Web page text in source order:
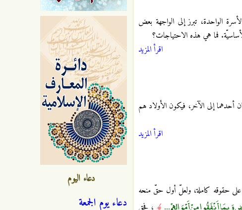
الواحدة، تبرز إلى الواجهة بعض
فما هي هذه الاحتياجات؟
اقرأ المزيد
أحدهما إلى الآخر، فيكون الأولاد هم
اقرأ المزيد
على حقوقه كاملة، ولعلّ أول حقّ منحه
وَبِمَا أَنْفَقُوا مِنْ أَمْوَالِهِمْ ...
دعاء اليوم
دعاء يوم الجمعة